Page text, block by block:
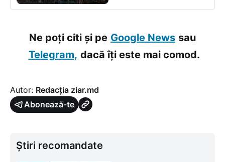
Ne poți citi și pe Google News sau
Telegram, dacă îți este mai comod.
Autor: Redacția ziar.md
Abonează-te
Știri recomandate